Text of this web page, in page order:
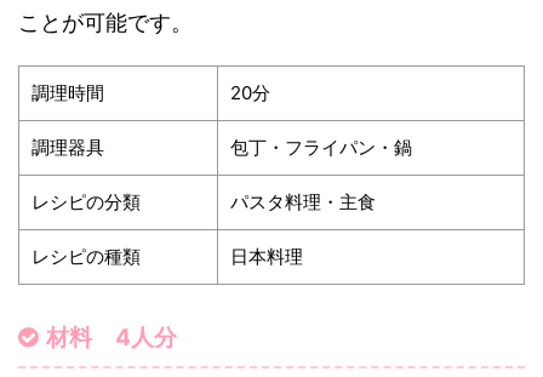
ことが可能です。
調理時間 20分
調理器具 包丁・フライパン・鍋
レシピの分類 パスタ料理・主食
レシピの種類 日本料理
材料 4人分